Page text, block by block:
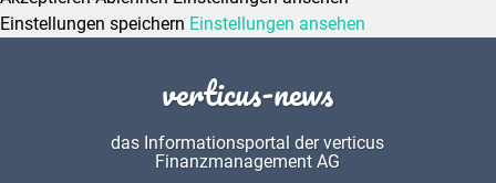
Einstellungen speichern Einstellungen ansehen
verticus-news
das Informationsportal der verticus
Finanzmanagement AG